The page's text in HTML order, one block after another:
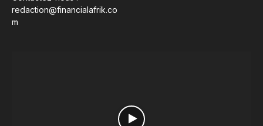
redaction@financialafrik.co
m